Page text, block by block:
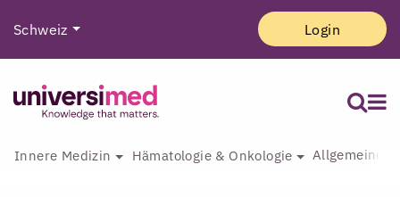
Schweiz Login
Innere Medizin Hämatologie & Onkologie Allgemeine